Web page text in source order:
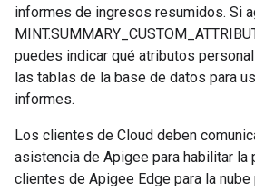
informes de ingresos resumidos. Si
puedes indicar qué atributos
las tablas de la base de datos para
informes.
Los clientes de Cloud deben
asistencia de Apigee para habilitar la
clientes de Apigee Edge para la nube